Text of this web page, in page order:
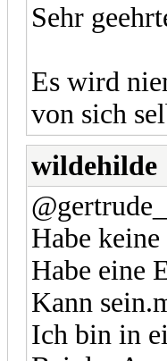
Sehr
Es wird
von sich
wildehilde
Habe
Habe eine
Kann
Ich bin in